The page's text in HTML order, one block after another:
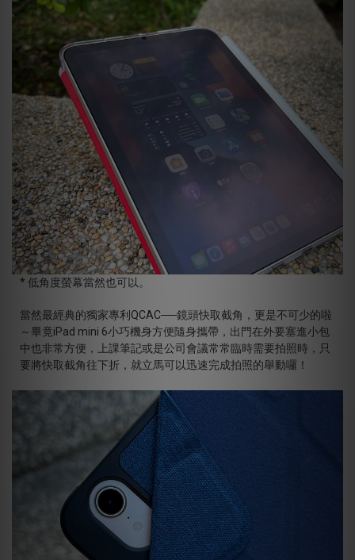
* 低角度螢幕當然也可以。
當然最經典的獨家專利QCAC──鏡頭快取截角，更是不可少的啦
～畢竟iPad mini 6小巧機身方便隨身攜帶，出門在外要塞進小包
中也非常方便，上課筆記或是公司會議常常臨時需要拍照時，只
要將快取截角往下折，就立馬可以迅速完成拍照的舉動囉！